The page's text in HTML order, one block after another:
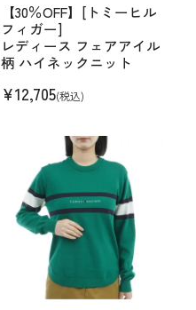
【30％OFF】[トミーヒル
フィガー]
レディース フェアアイル
柄 ハイネックニット
¥12,705(税込)